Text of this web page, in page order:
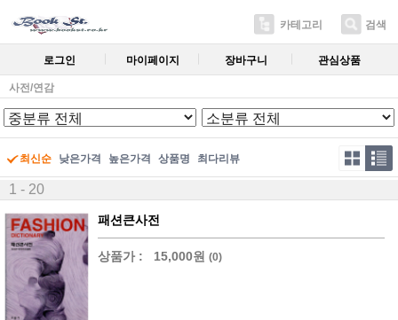
카테고리 검색
로그인 마이페이지 장바구니 관심상품
사전/연감
최신순 낮은가격 높은가격 상품명 최다리뷰
1 - 20
패션큰사전
상품가 : 15,000원 (0)